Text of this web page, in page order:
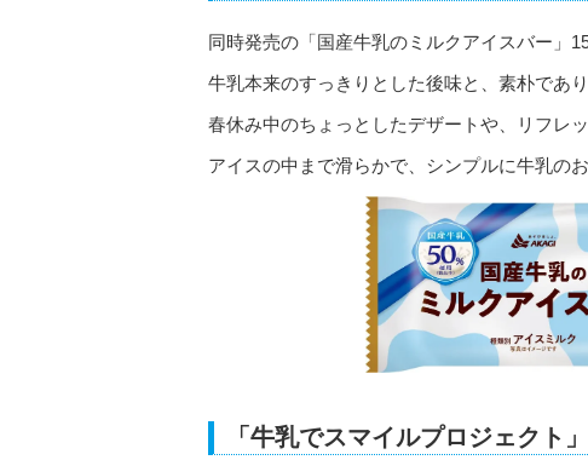
同時発売の「国産牛乳のミルクアイスバー」
牛乳本来のすっきりとした後味と、素朴であ
春休み中のちょっとしたデザートや、リフレ
アイスの中まで滑らかで、シンプルに牛乳の
「牛乳でスマイルプロジェクト